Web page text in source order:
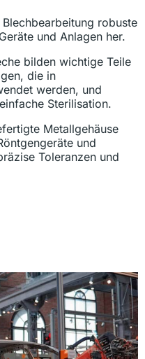
robuste
und Anlagen her.
bilden wichtige Teile
die in
werden, und
Sterilisation.
Metallgehäuse
und
Toleranzen und